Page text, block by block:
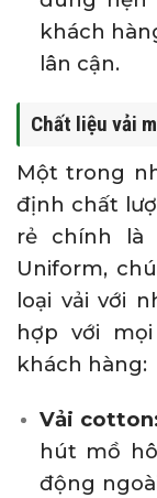
khách
lân cận.
Chất liệu vải
Một trong
định chất
rẻ chính là
Uniform,
loại vải với
hợp với
khách hàng:
Vải
hút mồ
động